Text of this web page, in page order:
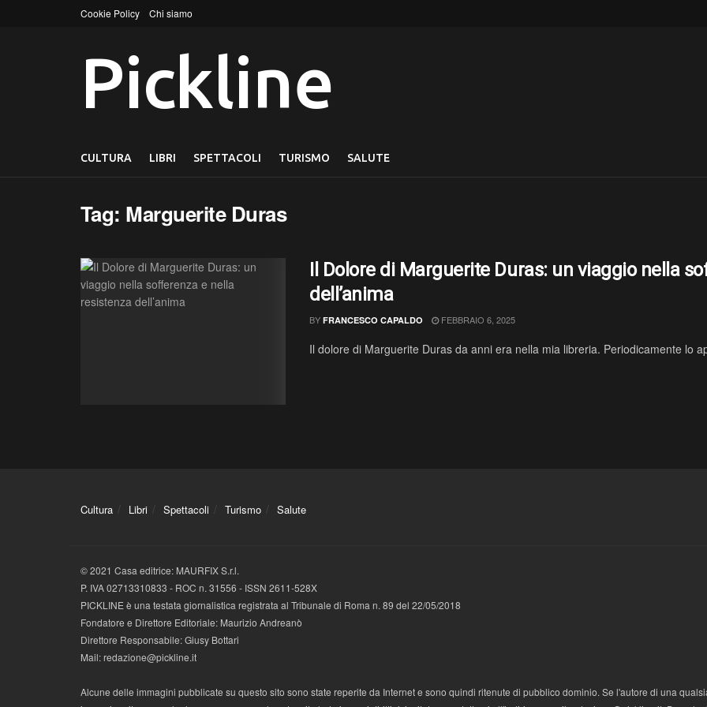
Cookie Policy Chi siamo
Pickline
CULTURA LIBRI SPETTACOLI TURISMO SALUTE
Tag: Marguerite Duras
Il Dolore di Marguerite Duras: un viaggio nella
dell’anima
BY FRANCESCO CAPALDO FEBBRAIO 6, 2025
Il dolore di Marguerite Duras da anni era nella mia libreria. Periodicamente lo
Cultura Libri Spettacoli Turismo Salute
© 2021 Casa editrice: MAURFIX S.r.l.
P. IVA 02713310833 - ROC n. 31556 - ISSN 2611-528X
PICKLINE è una testata giornalistica registrata al Tribunale di Roma n. 89 del 22/05/2018
Fondatore e Direttore Editoriale: Maurizio Andreanò
Direttore Responsabile: Giusy Bottari
Mail: redazione@pickline.it
Alcune delle immagini pubblicate su questo sito sono state reperite da Internet e sono quindi ritenute di pubblico dominio. Se l'autore di una